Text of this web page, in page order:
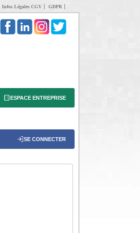
Infos Légales CGV GDPR
ESPACE ENTREPRISE
SE CONNECTER